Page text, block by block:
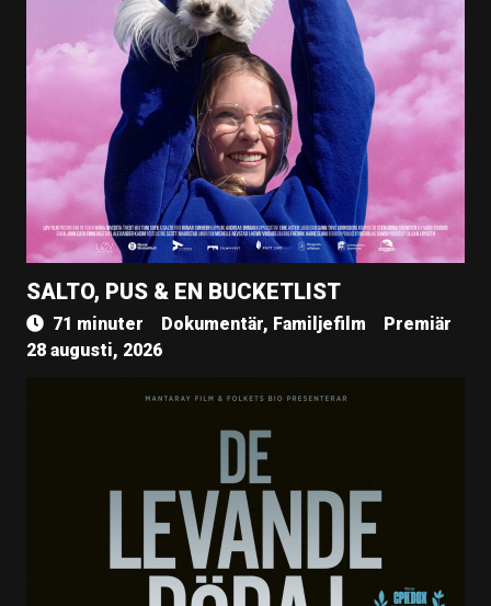
SALTO, PUS & EN BUCKETLIST
71 minuter Dokumentär, Familjefilm
Premiär
28 augusti, 2026